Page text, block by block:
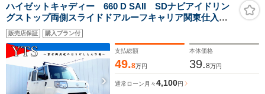
ハイゼットキャディー 660 D SAII SDナビアイドリン
グストップ両側スライドドアルーフキャリア関東仕入れ
下錆少ない 事前点検済 車検整備付 プロメンテパック有償
点検整備 自社保証 09保証 カープレミア有償保証 業販可
販売店保証 購入プラン付
支払総額
49.8万円
本体価格
39.8万円
通常ローン 月々4,100円